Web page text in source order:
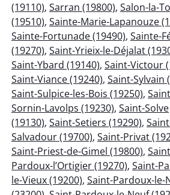
(19110), Sarran (19800), Salon-la-
(19510), Sainte-Marie-Lapanouze
Sainte-Fortunade (19490), Sainte-
(19270), Saint-Yrieix-le-Déjalat
Saint-Ybard (19140), Saint-Victour
Saint-Viance (19240), Saint-Sylvain
Saint-Sulpice-les-Bois (19250),
Sornin-Lavolps (19230), Saint-Solve
(19130), Saint-Setiers (19290),
Salvadour (19700), Saint-Privat
Saint-Priest-de-Gimel (19800),
Pardoux-l’Ortigier (19270), Saint-
le-Vieux (19200), Saint-Pardoux-le-